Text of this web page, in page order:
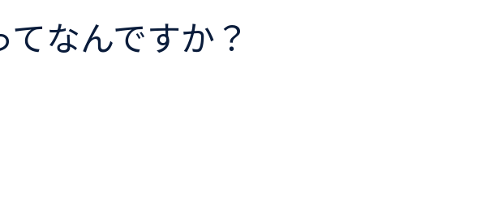
なんですか？